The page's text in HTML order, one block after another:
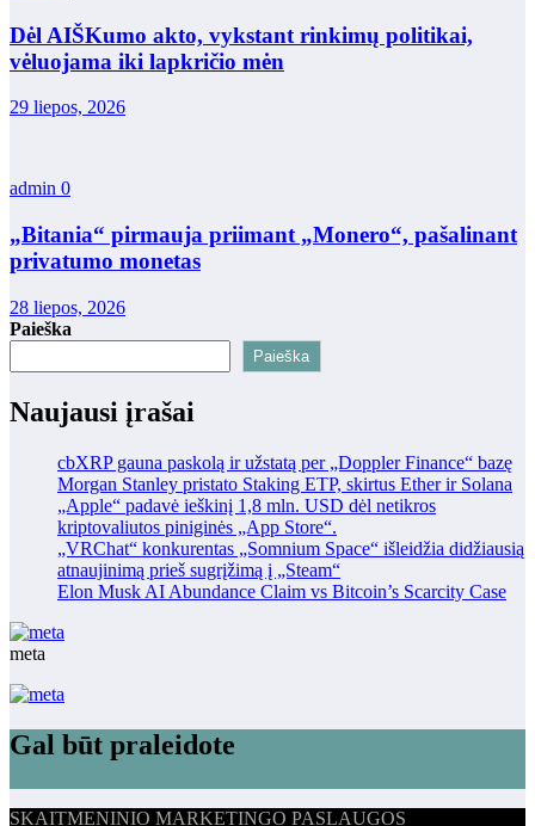
Dėl AIŠKumo akto, vykstant rinkimų politikai,
vėluojama iki lapkričio mėn
29 liepos, 2026
admin 0
„Bitania“ pirmauja priimant „Monero“, pašalinant
privatumo monetas
28 liepos, 2026
Paieška
Paieška
Naujausi įrašai
cbXRP gauna paskolą ir užstatą per „Doppler Finance“ bazę
Morgan Stanley pristato Staking ETP, skirtus Ether ir Solana
„Apple“ padavė ieškinį 1,8 mln. USD dėl netikros
kriptovaliutos piniginės „App Store“.
„VRChat“ konkurentas „Somnium Space“ išleidžia didžiausią
atnaujinimą prieš sugrįžimą į „Steam“
Elon Musk AI Abundance Claim vs Bitcoin’s Scarcity Case
meta
Gal būt praleidote
SKAITMENINIO MARKETINGO PASLAUGOS